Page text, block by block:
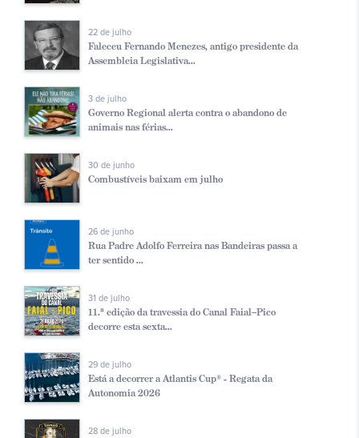
22 de julho
Faleceu Fernando Menezes, antigo presidente da
Assembleia Legislativa...
3 de julho
Governo Regional alerta contra o abandono de
animais nas férias...
30 de junho
Combustíveis baixam em julho
26 de junho
Rua Padre Adolfo Ferreira nas Bandeiras passa a
ter sentido ...
31 de julho
11.ª edição da travessia do Canal Faial–Pico
decorre esta sexta...
29 de julho
Está a decorrer a Atlantis Cup® - Regata da
Autonomia 2026
28 de julho